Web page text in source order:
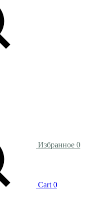
Избранное 0
Cart 0